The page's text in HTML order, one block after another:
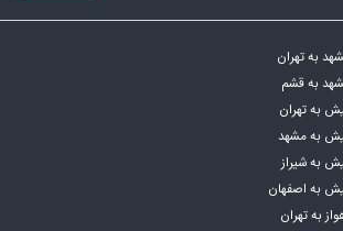
به تهران
به قشم
به تهران
به مشهد
به شیراز
به اصفهان
به تهران